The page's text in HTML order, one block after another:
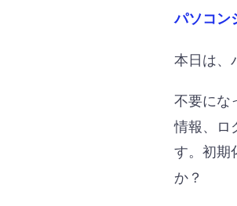
パソコン
本日は、
不要にな
情報、ロ
す。初期
か？